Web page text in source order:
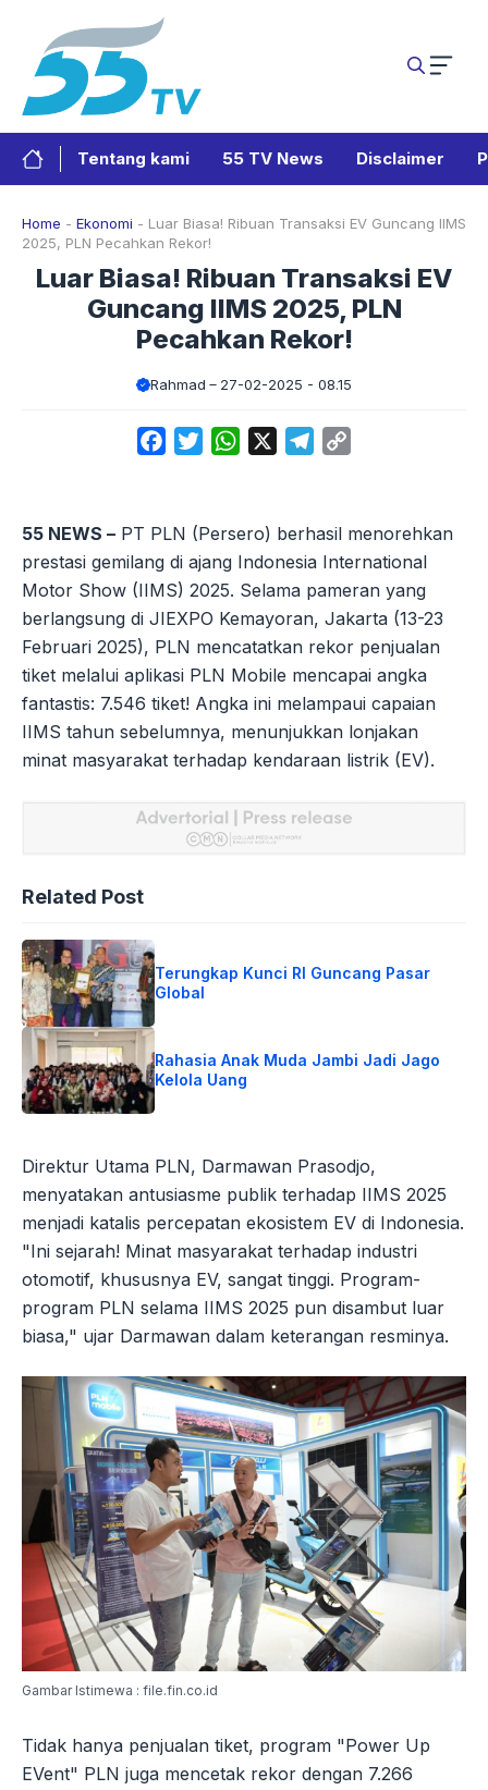
Tentang kami 55 TV News Disclaimer
Home - Ekonomi - Luar Biasa! Ribuan Transaksi EV Guncang IIMS
2025, PLN Pecahkan Rekor!
Luar Biasa! Ribuan Transaksi EV
Guncang IIMS 2025, PLN
Pecahkan Rekor!
Rahmad 27-02-2025 - 08.15
FacebookTwitterWhatsApp Telegram
55 NEWS – PT PLN (Persero) berhasil menorehkan
prestasi gemilang di ajang Indonesia International
Motor Show (IIMS) 2025. Selama pameran yang
berlangsung di JIEXPO Kemayoran, Jakarta (13-23
Februari 2025), PLN mencatatkan rekor penjualan
tiket melalui aplikasi PLN Mobile mencapai angka
fantastis: 7.546 tiket! Angka ini melampaui capaian
IIMS tahun sebelumnya, menunjukkan lonjakan
minat masyarakat terhadap kendaraan listrik (EV).
Related Post
Terungkap Kunci RI Guncang Pasar
Global
Rahasia Anak Muda Jambi Jadi Jago
Kelola Uang
Direktur Utama PLN, Darmawan Prasodjo,
menyatakan antusiasme publik terhadap IIMS 2025
menjadi katalis percepatan ekosistem EV di Indonesia.
"Ini sejarah! Minat masyarakat terhadap industri
otomotif, khususnya EV, sangat tinggi. Program-
program PLN selama IIMS 2025 pun disambut luar
biasa," ujar Darmawan dalam keterangan resminya.
Gambar Istimewa : file.fin.co.id
Tidak hanya penjualan tiket, program "Power Up
EVent" PLN juga mencetak rekor dengan 7.266